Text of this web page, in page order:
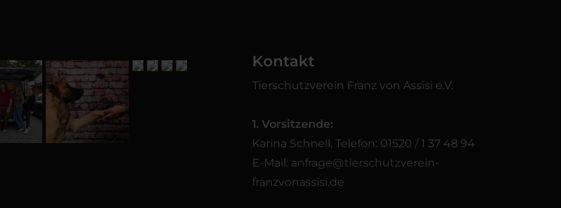
Kontakt
Tierschutzverein Franz von Assisi e.V.
1. Vorsitzende:
Karina Schnell, Telefon: 01520 / 1 37 48 94
E-Mail: anfrage@tierschutzverein-
franzvonassisi.de